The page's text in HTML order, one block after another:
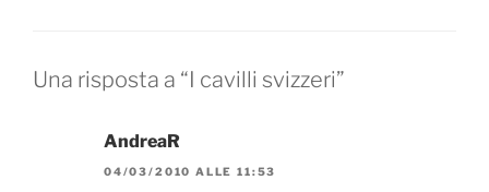
Una risposta a “I cavilli svizzeri”
AndreaR
04/03/2010 ALLE 11:53